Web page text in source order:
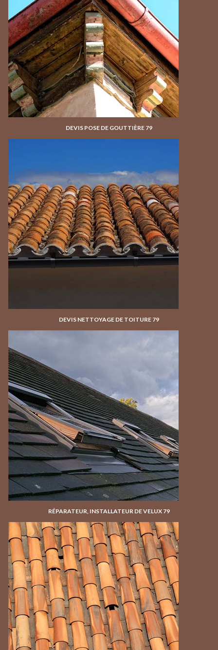
DEVIS POSE DE GOUTTIÈRE 79
DEVIS NETTOYAGE DE TOITURE 79
RÉPARATEUR, INSTALLATEUR DE VELUX 79